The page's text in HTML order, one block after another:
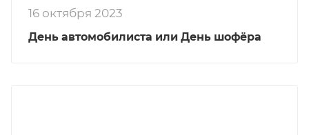
16 октября 2023
День автомобилиста или День шофёра